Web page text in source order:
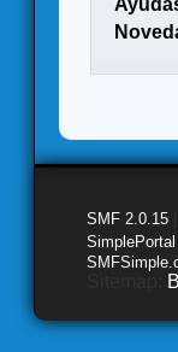
SMF 2.0.15